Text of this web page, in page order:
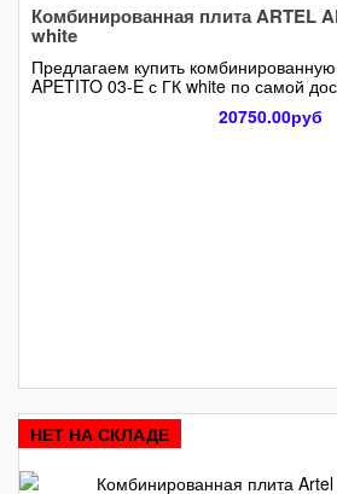
Комбинированная плита ARTEL
white
Предлагаем купить
APETITO 03-E с ГК white по самой
20750.00руб
НЕТ НА СКЛАДЕ